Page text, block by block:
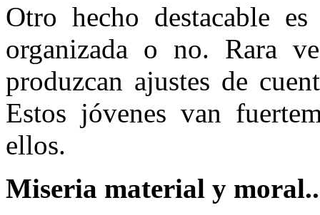
Otro hecho destacable
organizada o no. Rara
produzcan ajustes de
Estos jóvenes van
ellos.
Miseria material y